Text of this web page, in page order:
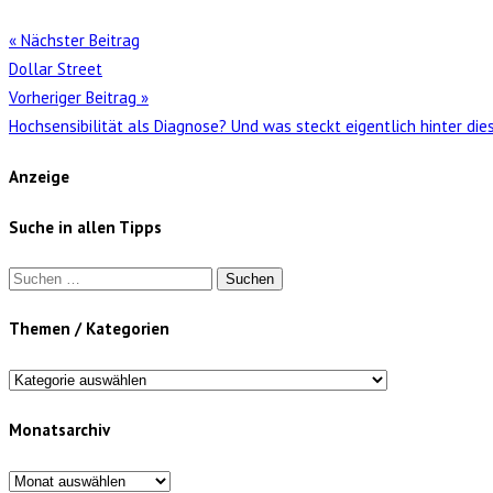
« Nächster Beitrag
Dollar Street
Vorheriger Beitrag »
Hochsensibilität als Diagnose? Und was steckt eigentlich hinter
Anzeige
Suche in allen Tipps
Suchen
Themen / Kategorien
Themen
Kategorien
Monatsarchiv
Monatsarchiv